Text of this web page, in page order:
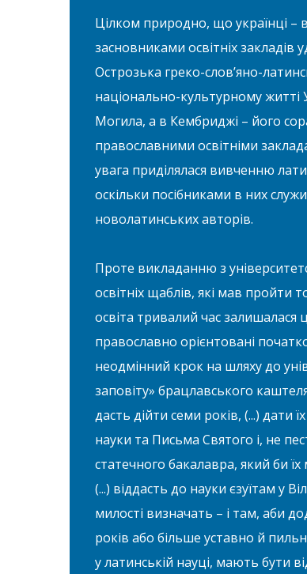
Цілком природно, що українці –
засновниками освітніх
Острозька греко-слов’яно-
національно-культурному житті
Могила, а в Кембриджі – його
православними освітніми
увага приділялася вивченню
оскільки посібниками в них
новолатинських авторів.
Проте викладанню з
освітніх щаблів, які мав пройти
освіта тривалий час залишалася
православно орієнтовані
неодмінний крок на шляху до
заповіту» брацлавського
дасть дійти семи років, (...) дати
науки та Письма Святого і, не
статечного бакалавра, який би їх
(...) віддасть до науки єзуїтам у
милості визначать – і там, аби
років або більше уставно й
у латинській науці, мають бути